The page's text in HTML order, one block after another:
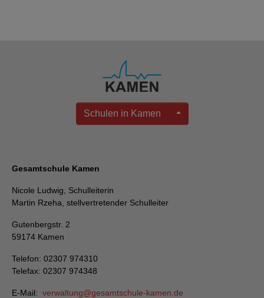
Schulen in Kamen
Gesamtschule Kamen
Nicole Ludwig, Schulleiterin
Martin Rzeha, stellvertretender Schulleiter
Gutenbergstr. 2
59174 Kamen
Telefon: 02307 974310
Telefax: 02307 974348
E-Mail: verwaltung gesamtschule-kamen de